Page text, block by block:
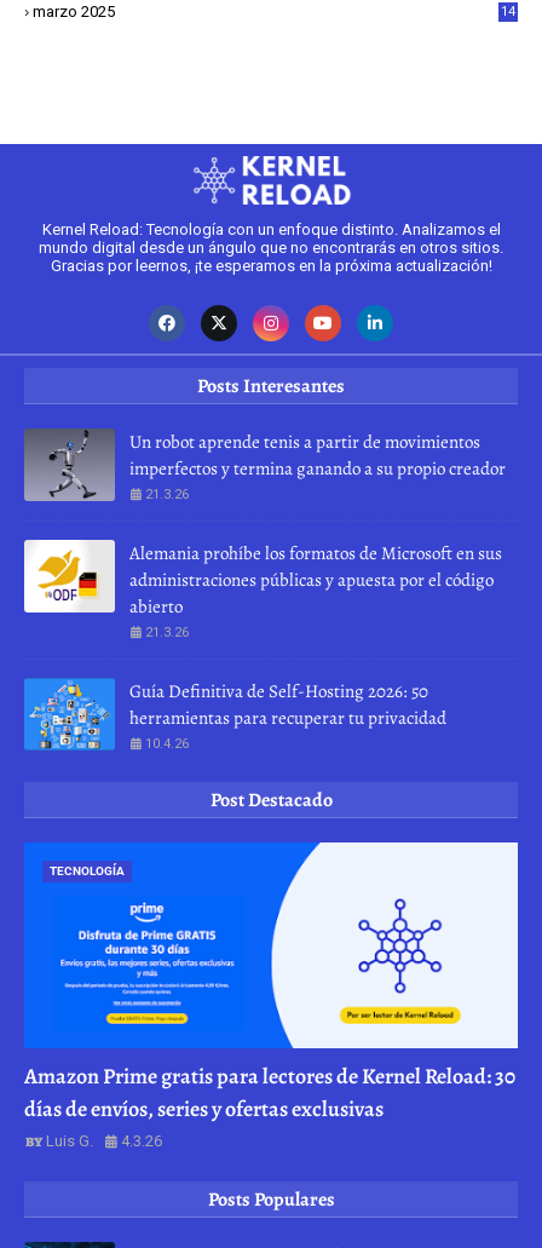
marzo 2025
14
Kernel Reload: Tecnología con un enfoque distinto. Analizamos el
mundo digital desde un ángulo que no encontrarás en otros sitios.
Gracias por leernos, ¡te esperamos en la próxima actualización!
Posts Interesantes
Un robot aprende tenis a partir de movimientos
imperfectos y termina ganando a su propio creador
21.3.26
Alemania prohíbe los formatos de Microsoft en sus
administraciones públicas y apuesta por el código
abierto
21.3.26
Guía Definitiva de Self-Hosting 2026: 50
herramientas para recuperar tu privacidad
10.4.26
Post Destacado
TECNOLOGÍA
Amazon Prime gratis para lectores de Kernel Reload: 30
días de envíos, series y ofertas exclusivas
Luis G. 4.3.26
Posts Populares